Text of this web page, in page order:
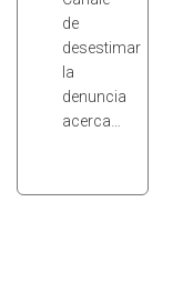
de
desestimar
la
denuncia
acerca…